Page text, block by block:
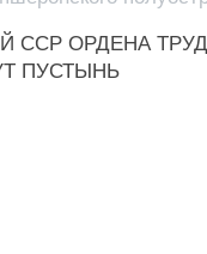
ССР ОРДЕНА
ПУСТЫНЬ